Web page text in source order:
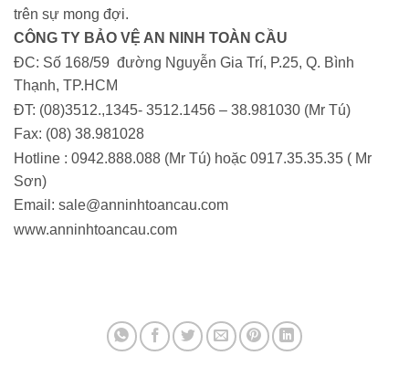
trên sự mong đợi.
CÔNG TY BẢO VỆ AN NINH TOÀN CẦU
ĐC: Số 168/59 đường Nguyễn Gia Trí, P.25, Q. Bình
Thạnh, TP.HCM
ĐT: (08)3512.,1345- 3512.1456 – 38.981030 (Mr Tú)
Fax: (08) 38.981028
Hotline : 0942.888.088 (Mr Tú) hoặc 0917.35.35.35 ( Mr
Sơn)
Email: sale@anninhtoancau.com
www.anninhtoancau.com